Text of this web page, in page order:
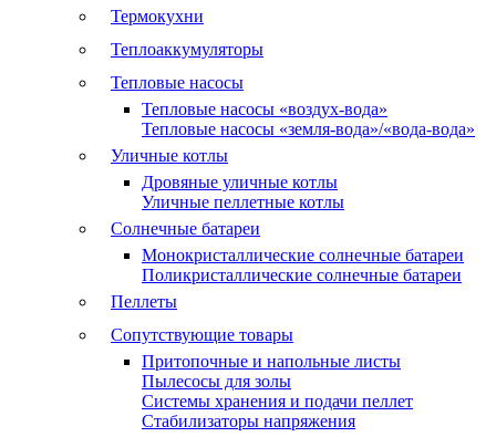
Термокухни
Теплоаккумуляторы
Тепловые насосы
Тепловые насосы «воздух-вода»
Тепловые насосы «земля-вода»/«вода-вода»
Уличные котлы
Дровяные уличные котлы
Уличные пеллетные котлы
Солнечные батареи
Монокристаллические солнечные батареи
Поликристаллические солнечные батареи
Пеллеты
Сопутствующие товары
Притопочные и напольные листы
Пылесосы для золы
Системы хранения и подачи пеллет
Стабилизаторы напряжения